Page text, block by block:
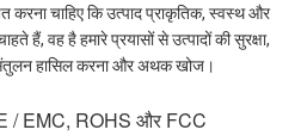
करना चाहिए कि उत्पाद प्राकृतिक, स्वस्थ और
हैं, वह है हमारे प्रयासों से उत्पादों की सुरक्षा,
हासिल करना और अथक खोज।
/ EMC, ROHS और FCC